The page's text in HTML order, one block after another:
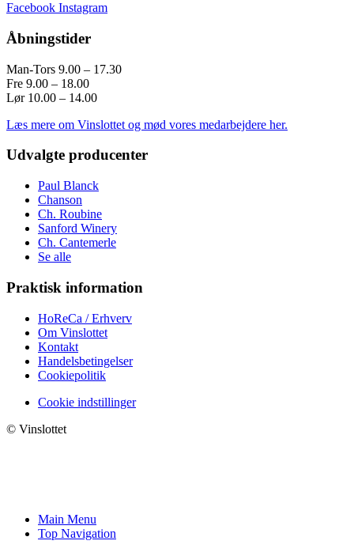
Facebook Instagram
Åbningstider
Man-Tors 9.00 – 17.30
Fre 9.00 – 18.00
Lør 10.00 – 14.00
Læs mere om Vinslottet og mød vores medarbejdere her.
Udvalgte producenter
Paul Blanck
Chanson
Ch. Roubine
Sanford Winery
Ch. Cantemerle
Se alle
Praktisk information
HoReCa / Erhverv
Om Vinslottet
Kontakt
Handelsbetingelser
Cookiepolitik
Cookie indstillinger
© Vinslottet
Main Menu
Top Navigation